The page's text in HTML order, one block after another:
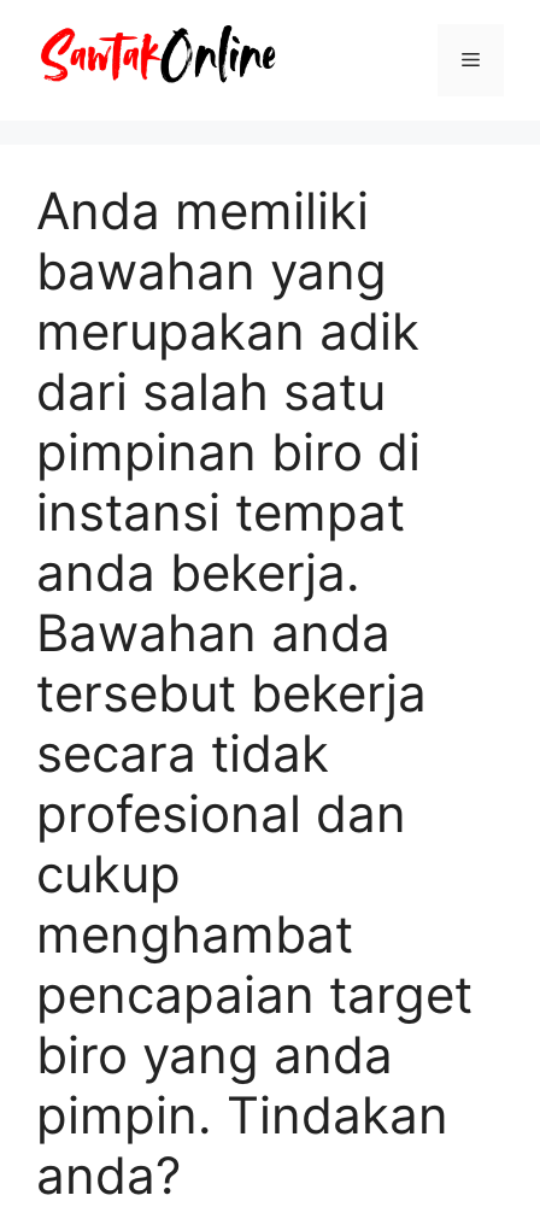
Menu
Anda memiliki
bawahan yang
merupakan adik
dari salah satu
pimpinan biro di
instansi tempat
anda bekerja.
Bawahan anda
tersebut bekerja
secara tidak
profesional dan
cukup
menghambat
pencapaian target
biro yang anda
pimpin. Tindakan
anda?